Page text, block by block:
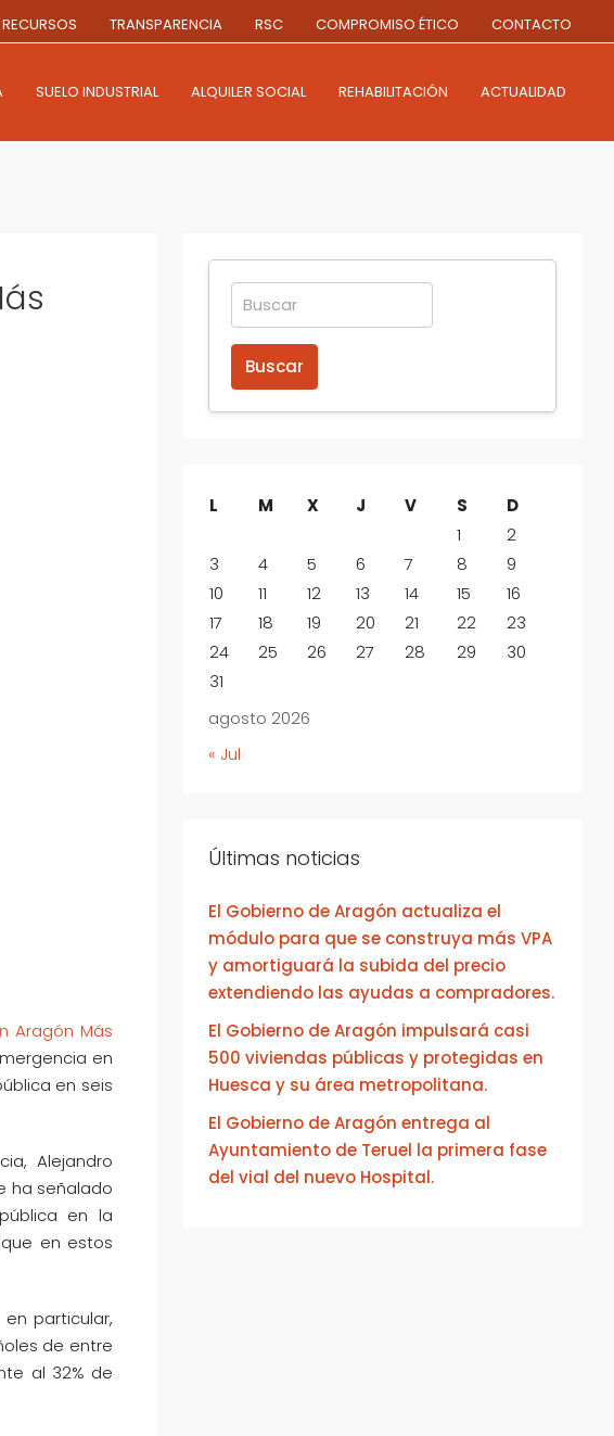
RECURSOS TRANSPARENCIA RSC COMPROMISO ÉTICO CONTACTO
SUELO INDUSTRIAL ALQUILER SOCIAL REHABILITACIÓN ACTUALIDAD
Aragón Más
en
en seis
Alejandro
ha señalado
en la
en estos
particular,
de entre
al 32% de
Buscar
agosto 2026
L M X J V S
D
1
2
3
4 5 6 7 8
9
10
11 12 13 14 15
16
17
18 19 20 21 22
23
24
25 26 27 28 29
30
31
« Jul
Últimas noticias
El Gobierno de Aragón actualiza el
módulo para que se construya más VPA
y amortiguará la subida del precio
extendiendo las ayudas a compradores.
El Gobierno de Aragón impulsará casi
500 viviendas públicas y protegidas en
Huesca y su área metropolitana.
El Gobierno de Aragón entrega al
Ayuntamiento de Teruel la primera fase
del vial del nuevo Hospital.